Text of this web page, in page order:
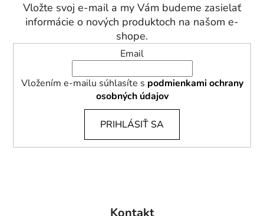
Vložte svoj e-mail a my Vám budeme zasielať
informácie o nových produktoch na našom e-
shope.
Email
Vložením e-mailu súhlasíte s podmienkami ochrany
osobných údajov
PRIHLÁSIŤ SA
Kontakt